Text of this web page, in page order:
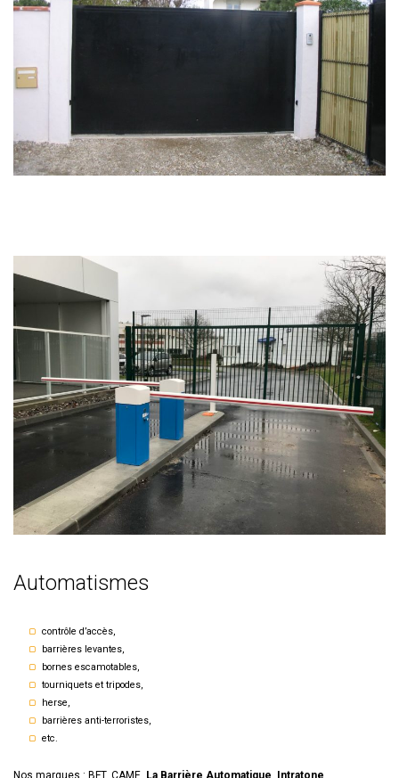
Automatismes
contrôle d’accès,
barrières levantes,
bornes escamotables,
tourniquets et tripodes,
herse,
barrières anti-terroristes,
etc.
Nos marques : BFT, CAME, La Barrière Automatique Intratone